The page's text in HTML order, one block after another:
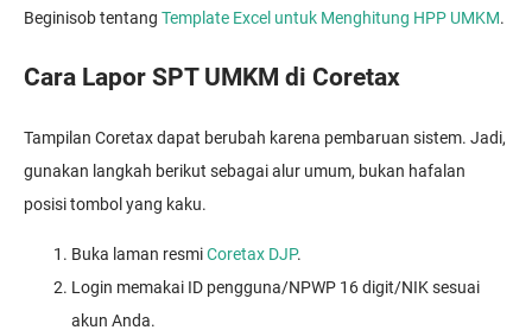
Beginisob tentang Template Excel untuk Menghitung HPP UMKM.
Cara Lapor SPT UMKM di Coretax
Tampilan Coretax dapat berubah karena pembaruan sistem. Jadi,
gunakan langkah berikut sebagai alur umum, bukan hafalan
posisi tombol yang kaku.
Buka laman resmiCoretax DJP.
Login memakai ID pengguna/NPWP 16 digit/NIK sesuai
akun Anda.